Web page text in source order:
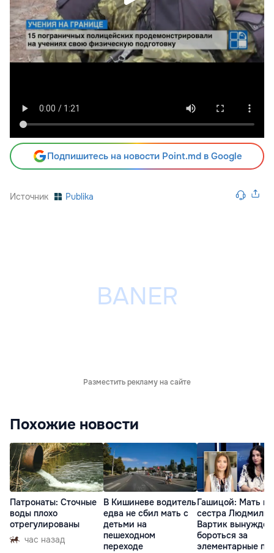
Подпишитесь на новости Point.md в Google
Источник Publika
Разместить рекламу на сайте
Похожие новости
Патронаты: Сточные
воды плохо
отрегулированы
час назад
В Кишиневе водитель
едва не сбил мать с
детьми на
пешеходном
переходе
Гашицой: Мать и
сестра Людмилы
Вартик
бороться за
элементарные